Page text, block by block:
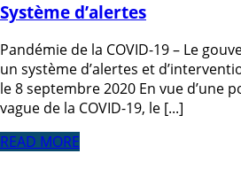
Système d’alertes
Pandémie de la COVID-19 – Le
un système d’alertes et
le 8 septembre 2020 En vue d’une
vague de la COVID-19, le [...]
READ MORE